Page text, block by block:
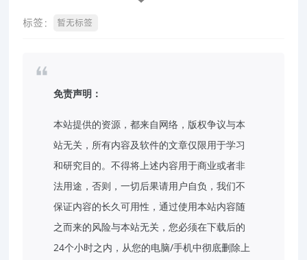
标签： 暂无标签
免责声明：
本站提供的资源，都来自网络，版权争议与本
站无关，所有内容及软件的文章仅限用于学习
和研究目的。不得将上述内容用于商业或者非
法用途，否则，一切后果请用户自负，我们不
保证内容的长久可用性，通过使用本站内容随
之而来的风险与本站无关，您必须在下载后的
24个小时之内，从您的电脑/手机中彻底删除上